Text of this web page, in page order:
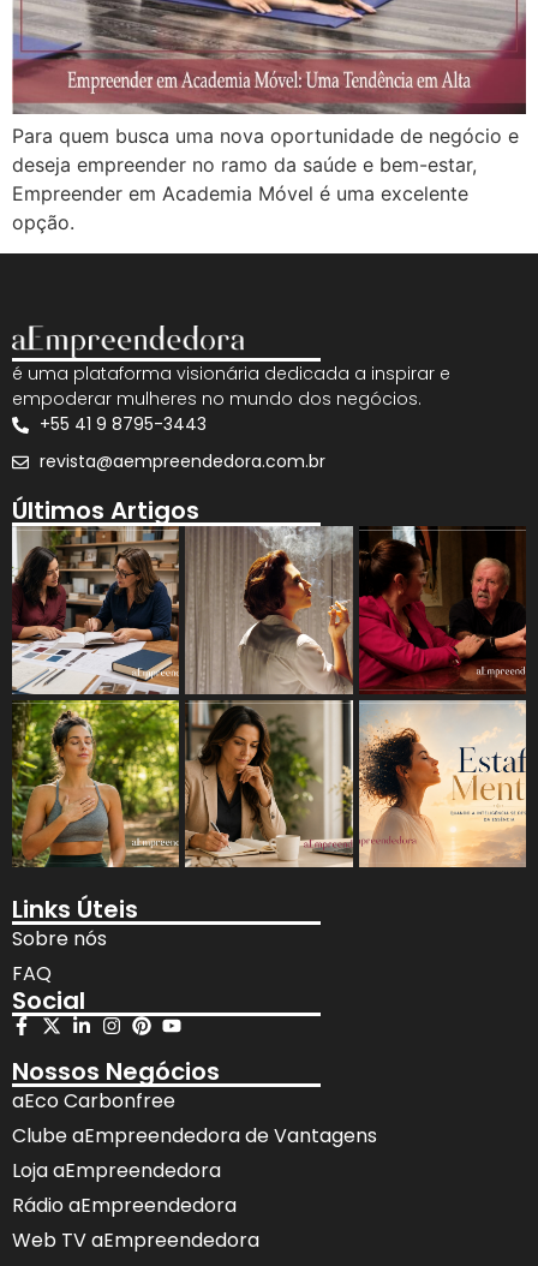
Para quem busca uma nova oportunidade de negócio e
deseja empreender no ramo da saúde e bem-estar,
Empreender em Academia Móvel é uma excelente
opção.
é uma plataforma visionária dedicada a inspirar e
empoderar mulheres no mundo dos negócios.
+55 41 9 8795-3443
revista@aempreendedora.com.br
Últimos Artigos
Links Úteis
Sobre nós
FAQ
Social
Nossos Negócios
aEco Carbonfree
Clube aEmpreendedora de Vantagens
Loja aEmpreendedora
Rádio aEmpreendedora
Web TV aEmpreendedora